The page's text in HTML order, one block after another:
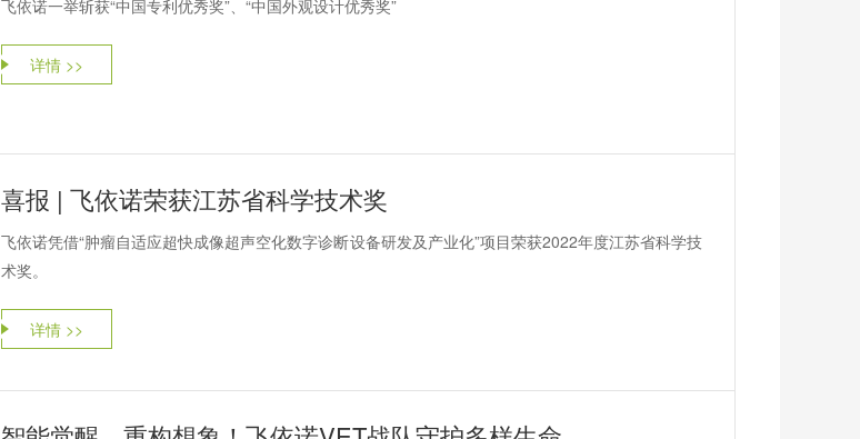
飞依诺一举斩获“中国专利优秀奖”、“中国外观设计优秀奖”
详情 >>
喜报 | 飞依诺荣获江苏省科学技术奖
飞依诺凭借“肿瘤自适应超快成像超声空化数字诊断设备研发及产业化”项目荣获2022年度江苏省科学技
术奖。
详情 >>